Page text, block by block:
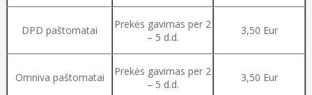
DPD paštomatai
Prekės gavimas per 2
– 5 d.d.
3,50 Eur
Omniva paštomatai
Prekės gavimas per 2
– 5 d.d.
3,50 Eur